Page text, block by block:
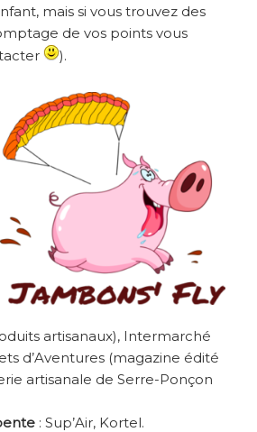
mais si vous trouvez des
de vos points vous
).
artisanaux), Intermarché
d’Aventures (magazine édité
artisanale de Serre-Ponçon
: Sup’Air, Kortel.